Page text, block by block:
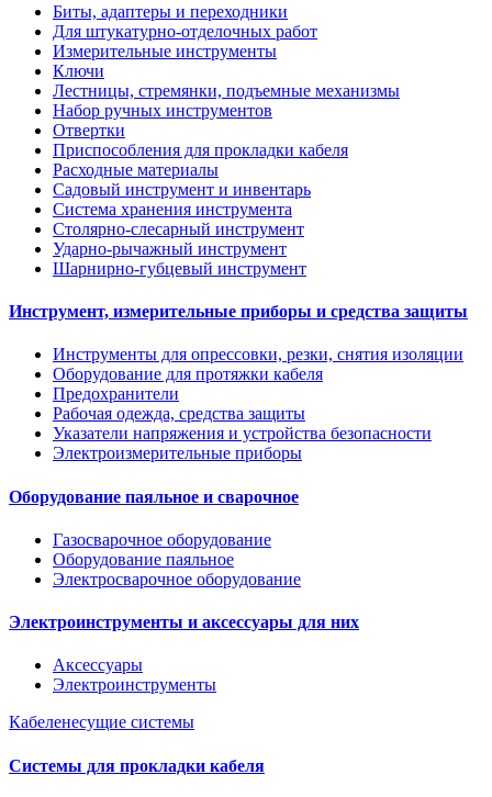
Биты, адаптеры и переходники
Для штукатурно-отделочных работ
Измерительные инструменты
Ключи
Лестницы, стремянки, подъемные механизмы
Набор ручных инструментов
Отвертки
Приспособления для прокладки кабеля
Расходные материалы
Садовый инструмент и инвентарь
Система хранения инструмента
Столярно-слесарный инструмент
Ударно-рычажный инструмент
Шарнирно-губцевый инструмент
Инструмент, измерительные приборы и средства защиты
Инструменты для опрессовки, резки, снятия изоляции
Оборудование для протяжки кабеля
Предохранители
Рабочая одежда, средства защиты
Указатели напряжения и устройства безопасности
Электроизмерительные приборы
Оборудование паяльное и сварочное
Газосварочное оборудование
Оборудование паяльное
Электросварочное оборудование
Электроинструменты и аксессуары для них
Аксессуары
Электроинструменты
Кабеленесущие системы
Системы для прокладки кабеля